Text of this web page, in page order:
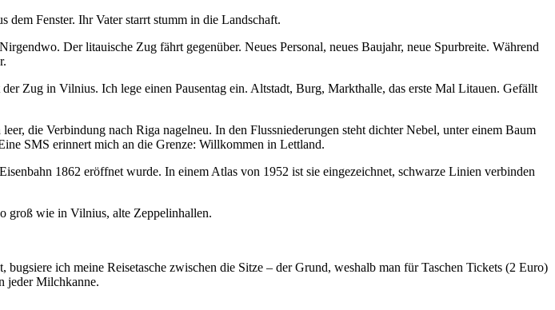
Fenster. Ihr Vater starrt stumm in die Landschaft.
Der litauische Zug fährt gegenüber. Neues Personal, neues Baujahr, neue Spurbreite. Während
Zug in Vilnius. Ich lege einen Pausentag ein. Altstadt, Burg, Markthalle, das erste Mal Litauen. Gefällt
die Verbindung nach Riga nagelneu. In den Flussniederungen steht dichter Nebel, unter einem Baum
SMS erinnert mich an die Grenze: Willkommen in Lettland.
1862 eröffnet wurde. In einem Atlas von 1952 ist sie eingezeichnet, schwarze Linien verbinden
groß wie in Vilnius, alte Zeppelinhallen.
ich meine Reisetasche zwischen die Sitze – der Grund, weshalb man für Taschen Tickets (2 Euro)
jeder Milchkanne.